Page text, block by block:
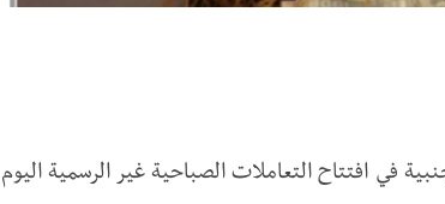
في افتتاح التعاملات الصباحية غير الرسمية اليوم